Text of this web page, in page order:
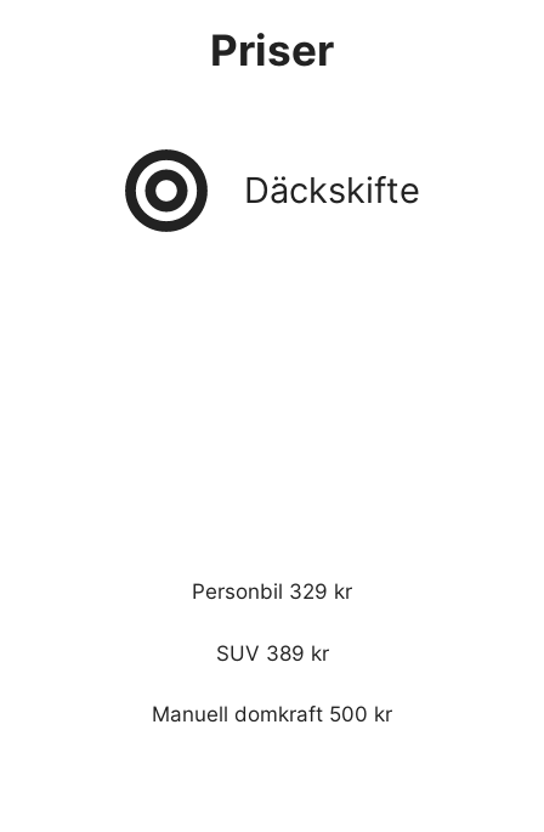
Priser
Däckskifte
Personbil 329 kr
SUV 389 kr
Manuell domkraft 500 kr